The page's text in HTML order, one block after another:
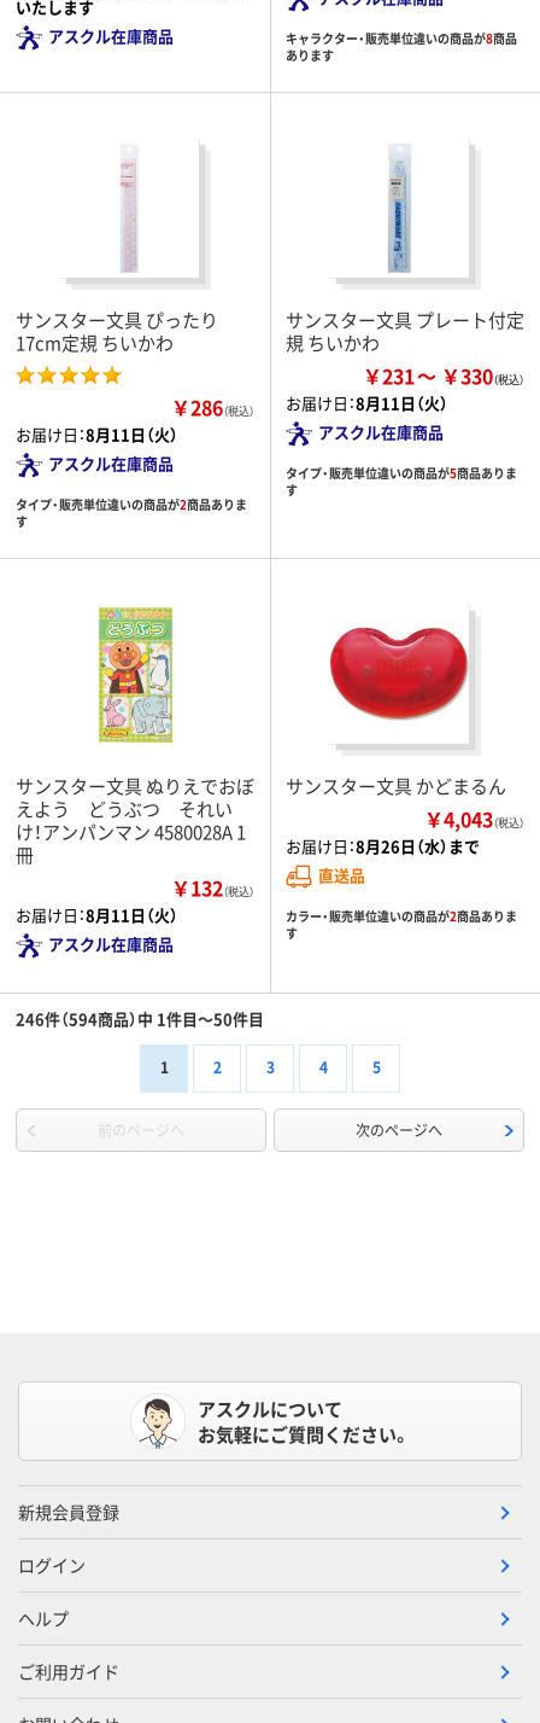
いたします
アスクル在庫商品
キャラクター・販売単位違いの商品が8商品
あります
サンスター文具 ぴったり
17cm定規 ちいかわ
￥286（税込）
お届け日：8月11日（火）
アスクル在庫商品
タイプ・販売単位違いの商品が2商品ありま
す
サンスター文具 プレート付定
規 ちいかわ
￥231 ￥330
お届け日：8月11日（火）
アスクル在庫商品
タイプ・販売単位違いの商品が5商品ありま
す
サンスター文具 ぬりえでおぼ
えよう どうぶつ それい
け！アンパンマン 4580028A 1
冊
￥132（税込）
お届け日：8月11日（火）
アスクル在庫商品
サンスター文具 かどまるん
￥4,043（税込）
お届け日：8月26日（水）まで
直送品
カラー・販売単位違いの商品が2商品ありま
す
246件（594商品）中 1件目～50件目
1 2 3 4 5
前のページへ 次のページへ
アスクルについて
お気軽にご質問ください。
新規会員登録
ログイン
ヘルプ
ご利用ガイド